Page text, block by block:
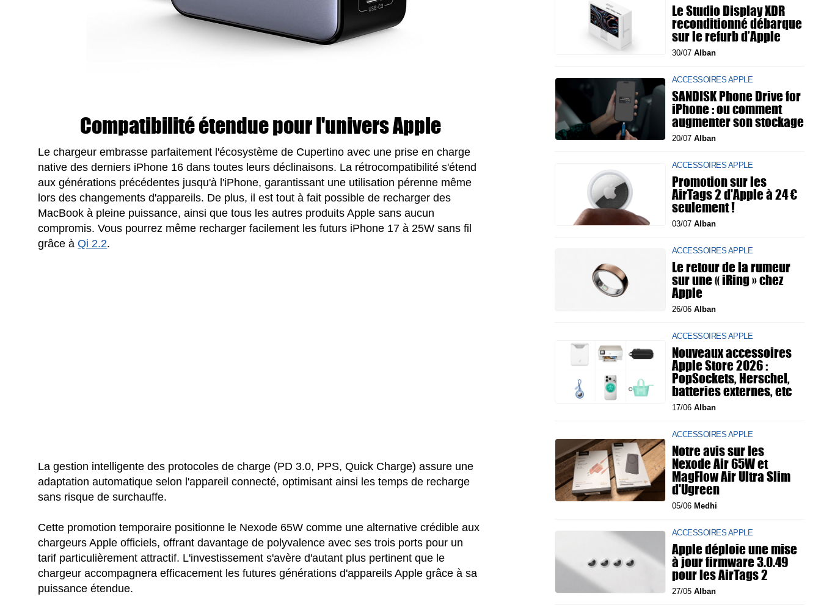
Compatibilité étendue pour l'univers Apple
Le chargeur embrasse parfaitement l'écosystème de Cupertino avec une prise en charge
native des derniers iPhone 16 dans toutes leurs déclinaisons. La rétrocompatibilité s'étend
aux générations précédentes jusqu'à l'iPhone, garantissant une utilisation pérenne même
lors des changements d'appareils. De plus, il est tout à fait possible de recharger des
MacBook à pleine puissance, ainsi que tous les autres produits Apple sans aucun
compromis. Vous pourrez même recharger facilement les futurs iPhone 17 à 25W sans fil
grâce àQi 2.2.
La gestion intelligente des protocoles de charge (PD 3.0, PPS, Quick Charge) assure une
adaptation automatique selon l'appareil connecté, optimisant ainsi les temps de recharge
sans risque de surchauffe.
Cette promotion temporaire positionne le Nexode 65W comme une alternative crédible aux
chargeurs Apple officiels, offrant davantage de polyvalence avec ses trois ports pour un
tarif particulièrement attractif. L'investissement s'avère d'autant plus pertinent que le
chargeur accompagnera efficacement les futures générations d'appareils Apple grâce à sa
puissance étendue.
Le Studio Display XDR
reconditionné débarque
sur le refurb d’Apple
30/07 Alban
ACCESSOIRES APPLE
SANDISK Phone Drive for
iPhone : ou comment
augmenter son stockage
20/07 Alban
ACCESSOIRES APPLE
Promotion sur les
AirTags 2 d'Apple à 24 €
seulement !
03/07 Alban
ACCESSOIRES APPLE
Le retour de la rumeur
sur une « iRing » chez
Apple
26/06 Alban
ACCESSOIRES APPLE
Nouveaux accessoires
Apple Store 2026 :
PopSockets, Herschel,
batteries externes, etc
17/06 Alban
ACCESSOIRES APPLE
Notre avis sur les
Nexode Air 65W et
MagFlow Air Ultra Slim
d'Ugreen
05/06 Medhi
ACCESSOIRES APPLE
Apple déploie une mise
à jour firmware 3.0.49
pour les AirTags 2
27/05 Alban